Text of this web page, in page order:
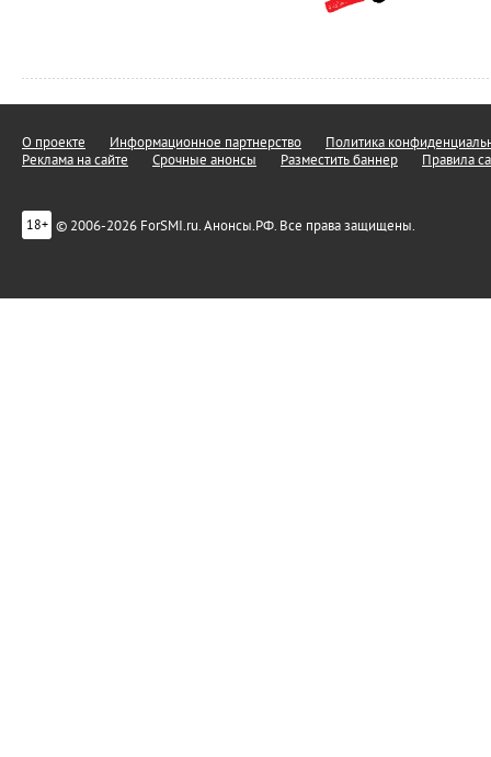
О проекте Информационное партнерство
Политика
Реклама на сайте
Срочные анонсы Разместить баннер Правила
18+ © 2006-2026 ForSMI.ru. Анонсы.РФ. Все права защищены.